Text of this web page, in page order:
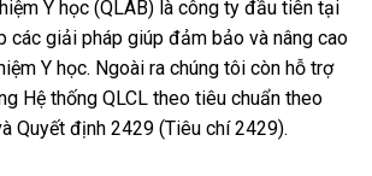
Y học (QLAB) là công ty đầu tiên tại
các giải pháp giúp đảm bảo và nâng cao
Y học. Ngoài ra chúng tôi còn hỗ trợ
Hệ thống QLCL theo tiêu chuẩn theo
Quyết định 2429 (Tiêu chí 2429).